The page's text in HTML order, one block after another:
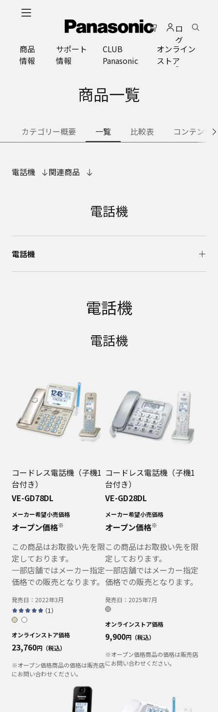
プ
ロ
グ
イ
ン
商品
情報
サポート
情報
CLUB
Panasonic
オンライン
ストア
商品一覧
カテゴリー概要 一覧 比較表 コンテンツ
電話機 関連商品
電話機
電話機
電話機
電話機
コードレス電話機（子機1
台付き）
VE-GD78DL
メーカー希望小売価格
オープン価格※
この商品はお取扱い先を限
定しております。
一部店舗ではメーカー指定
価格での販売となります。
発売日： 2022年3月
（1 ）
オンラインストア価格
23,760円（税込）
※オープン価格商品の価格は販売店
にお問い合わせください。
コードレス電話機（子機1
台付き）
VE-GD28DL
メーカー希望小売価格
オープン価格※
この商品はお取扱い先を限
定しております。
一部店舗ではメーカー指定
価格での販売となります。
発売日： 2025年7月
オンラインストア価格
9,900円（税込）
※オープン価格商品の価格は販売店
にお問い合わせください。